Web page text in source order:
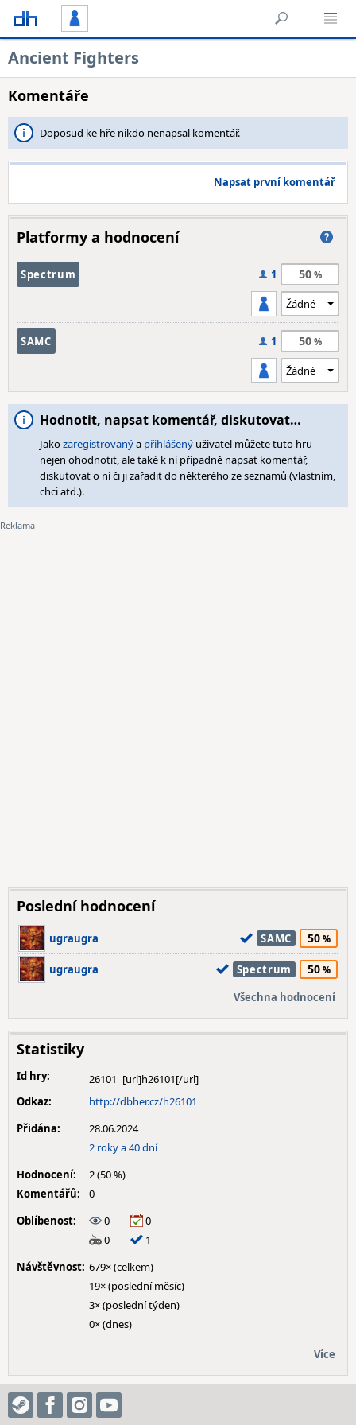
Ancient Fighters
Komentáře
Doposud ke hře nikdo nenapsal komentář.
Napsat první komentář
Platformy a hodnocení
Spectrum 1 50
SAMC 1 50
Hodnotit, napsat komentář, diskutovat…
Jakozaregistrovanýa přihlášený uživatel můžete tuto hru
nejen ohodnotit, ale také k ní případně napsat komentář,
diskutovat o ní či ji zařadit do některého ze seznamů (vlastním,
chci atd.).
Poslední hodnocení
ugraugra SAMC 50
ugraugra Spectrum 50
Všechna hodnocení
Statistiky
Id hry:
26101
Odkaz:
http://dbher.cz/h26101
Přidána:
28.06.2024
2 roky a 40 dní
Hodnocení:
2 (50 %)
Komentářů:
0
Oblíbenost:
0
0
0
1
Návštěvnost: 679× (celkem)
19× (poslední měsíc)
3× (poslední týden)
0× (dnes)
Více